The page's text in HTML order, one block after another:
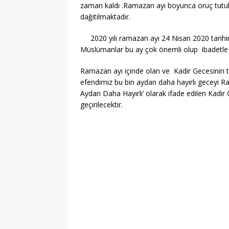
zaman kaldı .Ramazan ayı boyunca oruç
dağıtılmaktadır.
2020 yılı ramazan ayı 24 Nisan 2020
Müslümanlar bu ay çok önemli olup ibadetle
Ramazan ayı içinde olan ve Kadir
efendimiz bu bin aydan daha hayırlı geceyi
Aydan Daha Hayırlı’ olarak ifade edilen
geçirilecektir.